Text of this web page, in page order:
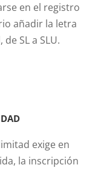
en el registro
añadir la letra
SL a SLU.
exige en
la inscripción